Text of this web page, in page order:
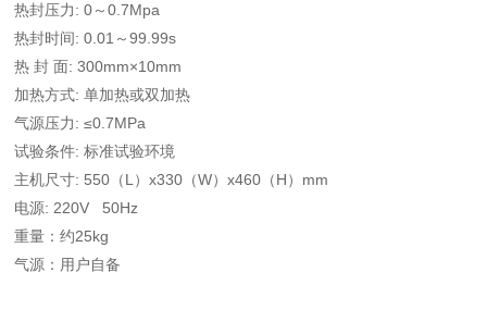
热封压力: 0～0.7Mpa
热封时间: 0.01～99.99s
热 封 面: 300mm×10mm
加热方式: 单加热或双加热
气源压力: ≤0.7MPa
试验条件: 标准试验环境
主机尺寸: 550（L）x330（W）x460（H）mm
电源: 220V 50Hz
重量：约25kg
气源：用户自备